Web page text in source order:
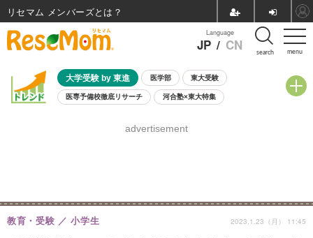
menu
Language
JP / CN search
大学受験 by 東進 医学部 東大受験
医専予備校徹底リサーチ 河合塾×東大特集
8月開催学校説明会・相談会
advertisement
教育・受験 小学生 2023.1.23（月） 11:45
リセマム メンバーズ